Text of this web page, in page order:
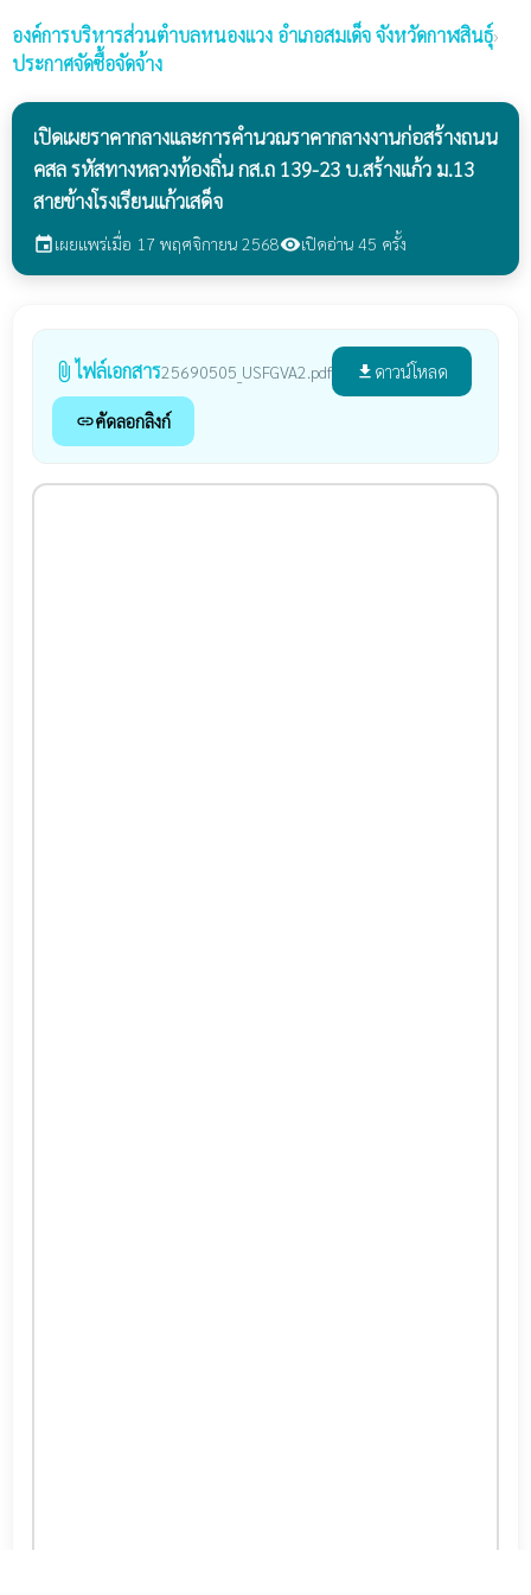
องค์การบริหารส่วนตำบลหนองแวง อำเภอสมเด็จ จังหวัดกาฬสินธุ์›
ประกาศจัดซื้อจัดจ้าง
เปิดเผยราคากลางและการคำนวณราคากลางงานก่อสร้างถนน
คสล รหัสทางหลวงท้องถิ่น กส.ถ 139-23 บ.สร้างแก้ว ม.13
สายข้างโรงเรียนแก้วเสด็จ
eventเผยแพร่เมื่อ 17 พฤศจิกายน 2568visibilityเปิดอ่าน 45 ครั้ง
attach_file ไฟล์เอกสาร25690505_USFGVA2.pdf file_download ดาวน์โหลด
linkคัดลอกลิงก์